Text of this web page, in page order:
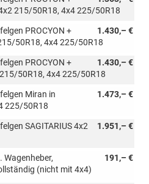
215/50R18, 4x4 225/50R18
1.430,– €
PROCYON +
50R18, 4x4 225/50R18
1.430,– €
PROCYON +
50R18, 4x4 225/50R18
1.473,– €
Miran in
225/50R18
1.951,– €
SAGITARIUS 4x2
191,– €
Wagenheber,
(nicht mit 4x4)